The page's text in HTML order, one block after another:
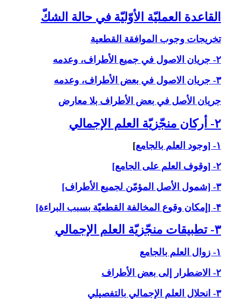
القاعدة العمليّة الأوّليّة في حالة الشكّ‏
تخريجات وجوب الموافقة القطعية
۲- جريان الاصول في جميع الأطراف، وعدمه
۳- جريان الاصول في بعض الأطراف، وعدمه
جريان الأصل في بعض الأطراف بلا معارض
۲- أركان منجّزيّة العلم الإجمالي‏
۱- [وجود العلم بالجامع
]
۲- [وقوف العلم على الجامع]
۳- [شمول الأصل المؤمّن لجميع الأطراف]
۴- [إمكان وقوع المخالفة القطعيّة بسبب البراءة]
۳- تطبيقات منجّزيّة العلم الإجمالي‏
۱- زوال العلم بالجامع
۲- الاضطرار إلى بعض الأطراف
۳- انحلال العلم الإجمالي بالتفصيلي